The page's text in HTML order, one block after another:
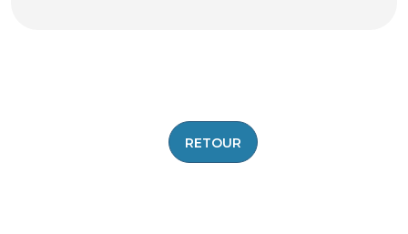
RETOUR